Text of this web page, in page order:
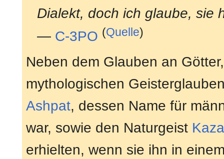
Dialekt, doch ich glaube, sie
— C-3PO (Quelle)
Neben dem Glauben an
mythologischen
Ashpat, dessen Name für
war, sowie den Naturgeist
erhielten, wenn sie ihn in